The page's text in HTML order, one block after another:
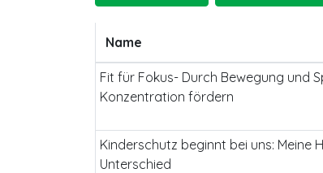
Name
Fit für Fokus- Durch Bewegung und
Konzentration fördern
Kinderschutz beginnt bei uns: Meine
Unterschied